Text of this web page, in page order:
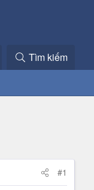
Tìm kiếm
#1